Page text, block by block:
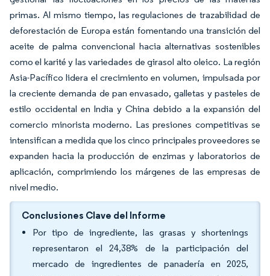
primas. Al mismo tiempo, las regulaciones de trazabilidad de
deforestación de Europa están fomentando una transición del
aceite de palma convencional hacia alternativas sostenibles
como el karité y las variedades de girasol alto oleico. La región
Asia-Pacífico lidera el crecimiento en volumen, impulsada por
la creciente demanda de pan envasado, galletas y pasteles de
estilo occidental en India y China debido a la expansión del
comercio minorista moderno. Las presiones competitivas se
intensifican a medida que los cinco principales proveedores se
expanden hacia la producción de enzimas y laboratorios de
aplicación, comprimiendo los márgenes de las empresas de
nivel medio.
Conclusiones Clave del Informe
Por tipo de ingrediente, las grasas y shortenings
representaron el 24,38% de la participación del
mercado de ingredientes de panadería en 2025,